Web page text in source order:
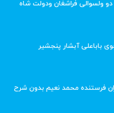
دو ولسوالی فراشغان ودولت شاه
باباعلی آبشار پنجشیر
فرستنده محمد نعیم بدون شرح